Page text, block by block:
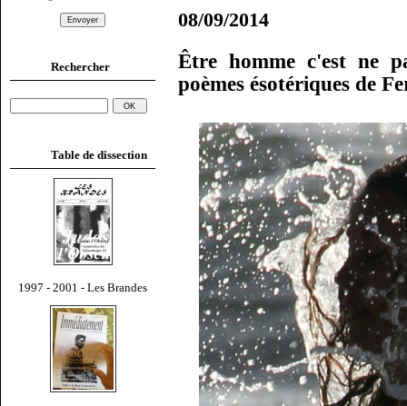
Rechercher
Table de dissection
1997 - 2001 - Les Brandes
08/09/2014
Être homme c'est ne
poèmes ésotériques de